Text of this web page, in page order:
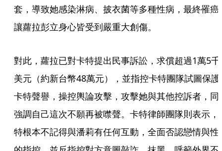
套，導致她感染淋病、披衣菌等多種性病，最終罹癌
讓蘿拉彭立身心皆受到嚴重大創傷。
對此，蘿拉已對卡特提出民事訴訟，求償超過1萬5千
美元（約新台幣48萬元），並指控卡特團隊試圖保護
卡特聲譽，操控輿論攻擊，攻擊她與其他控訴者，同
強調自己這次不願再被噤聲。卡特律師團隊則表示，
特根本不記得與潘莉有任何互動，全面否認戀情與性